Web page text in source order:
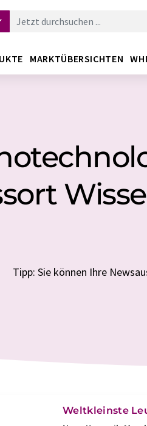
MARKTÜBERSICHTEN
Tipp: Sie können Ihre
Weltkleinste